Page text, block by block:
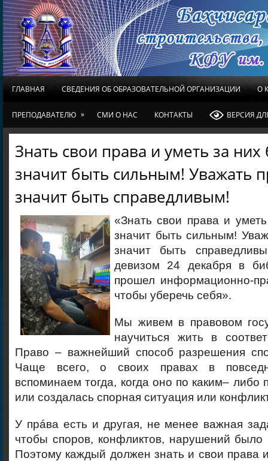
ГЛАВНАЯ СВЕДЕНИЯ ОБ ОБРАЗОВАТЕЛЬНОЙ ОРГАНИЗАЦИИ О
ПРЕПОДАВАТЕЛЮ » СМИ О НАС КОНТАКТЫ ВЕРСИЯ
Знать свои права и уметь за них
значит быть сильным! Уважать
значит быть справедливым!
«Знать свои права и
значит быть сильным!
значит быть
девизом 24 декабря в
прошел информационно-
чтобы уберечь себя».
Мы живем в правовом
научиться жить в
Право – важнейший способ разрешения
Чаще всего, о своих правах в
вспоминаем тогда, когда оно по каким–
или создалась спорная ситуация или
У прáва есть и другая, не менее важная
чтобы споров, конфликтов, нарушений
Поэтому каждый должен знать и свои права